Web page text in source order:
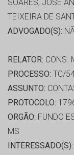
SOARES, JOSE
TEIXEIRA DE
ADVOGADO(S):
RELATOR: CONS.
PROCESSO: TC/
ASSUNTO:
PROTOCOLO:
ORGÃO: FUNDO
MS
INTERESSADO(S):